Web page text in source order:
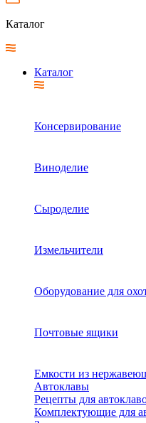
Каталог
Каталог
Консервирование
Виноделие
Сыроделие
Измельчители
Оборудование для
Почтовые ящики
Емкости из
Автоклавы
Рецепты для
Комплектующие для